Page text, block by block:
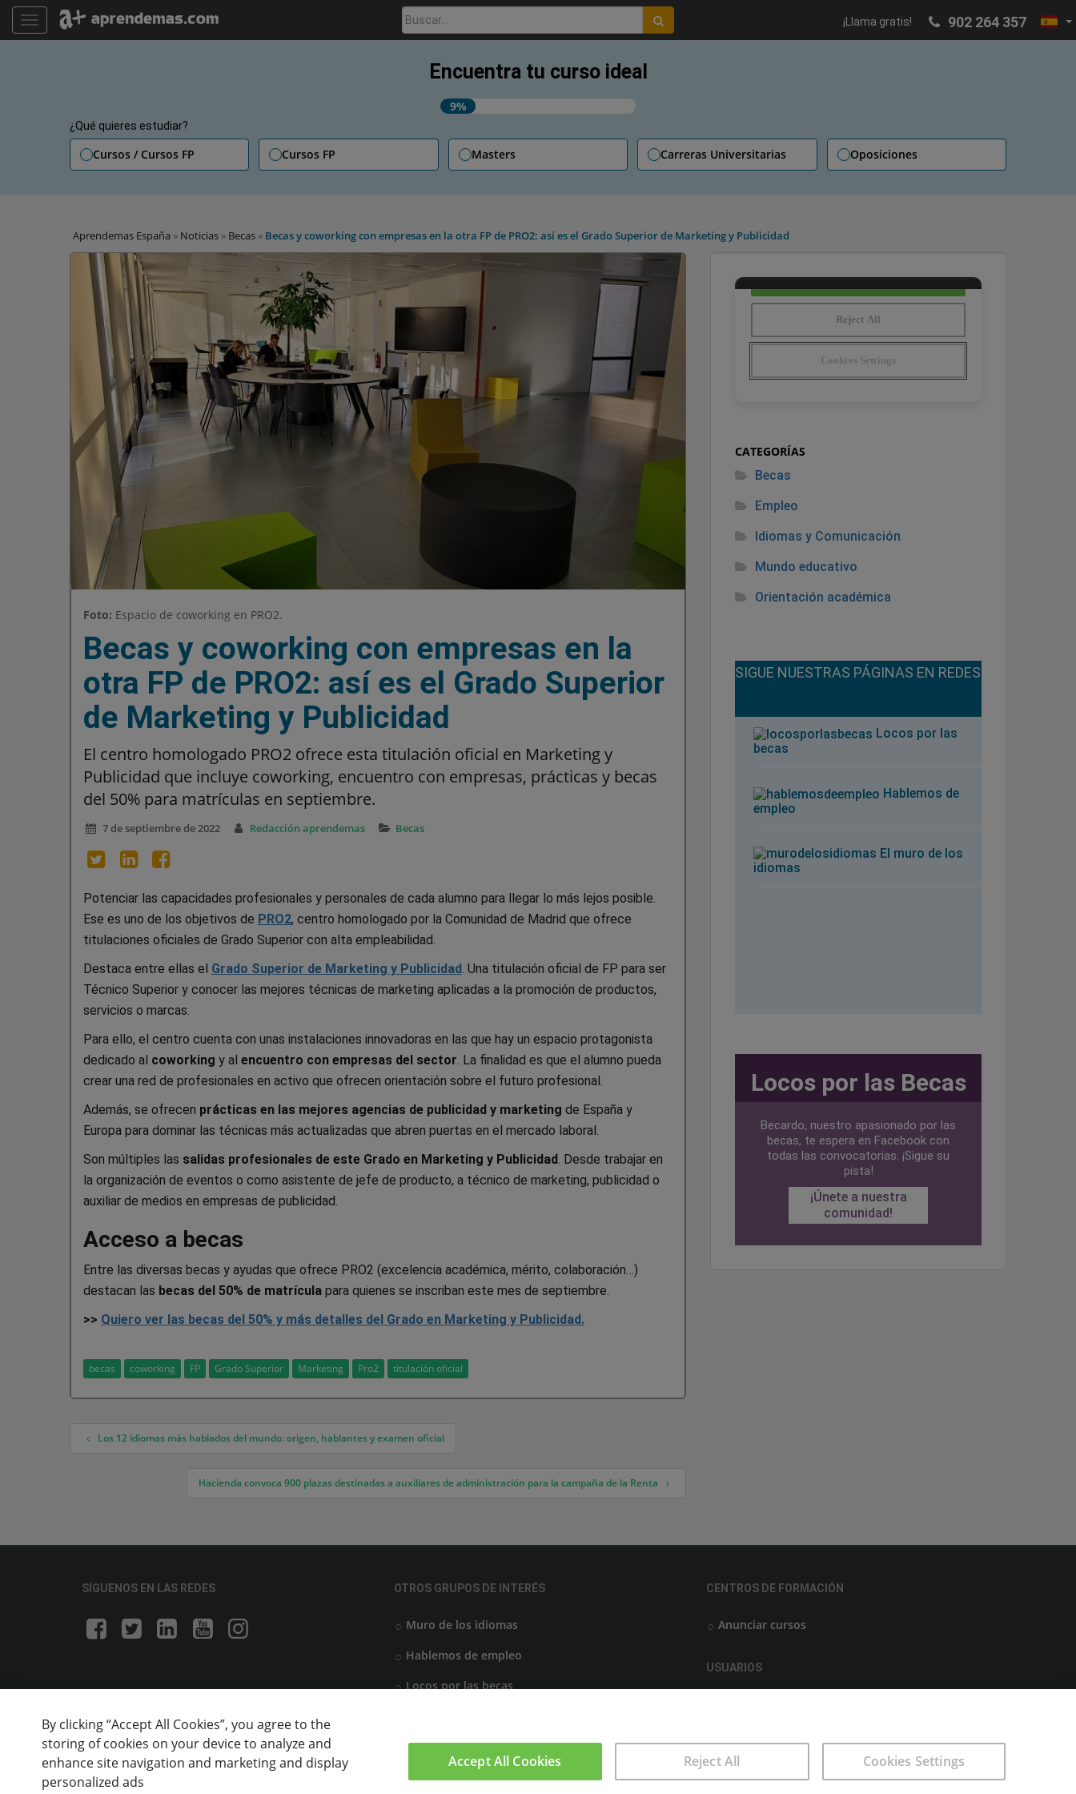
TOGGLE NAVIGATION ¡Llama gratis! 902 264 357
Buscar:
Encuentra tu curso ideal
9%
¿Qué quieres estudiar?
Cursos / Cursos FP Cursos FP Masters Carreras Universitarias Oposiciones
Aprendemas España » Noticias » Becas » Becas y coworking con empresas en la otra FP de PRO2: así es el Grado Superior de Marketing y Publicidad
Foto: Espacio de coworking en PRO2.
Becas y coworking con empresas en la
otra FP de PRO2: así es el Grado Superior
de Marketing y Publicidad
El centro homologado PRO2 ofrece esta titulación oficial en Marketing y
Publicidad que incluye coworking, encuentro con empresas, prácticas y becas
del 50% para matrículas en septiembre.
7 de septiembre de 2022 Redacción aprendemas Becas
Potenciar las capacidades profesionales y personales de cada alumno para llegar lo más lejos posible.
Ese es uno de los objetivos de PRO2, centro homologado por la Comunidad de Madrid que ofrece
titulaciones oficiales de Grado Superior con alta empleabilidad.
Destaca entre ellas el Grado Superior de Marketing y Publicidad. Una titulación oficial de FP para ser
Técnico Superior y conocer las mejores técnicas de marketing aplicadas a la promoción de productos,
servicios o marcas.
Para ello, el centro cuenta con unas instalaciones innovadoras en las que hay un espacio protagonista
dedicado al coworking y al encuentro con empresas del sector. La finalidad es que el alumno pueda
crear una red de profesionales en activo que ofrecen orientación sobre el futuro profesional.
Además, se ofrecen prácticas en las mejores agencias de publicidad y marketing de España y
Europa para dominar las técnicas más actualizadas que abren puertas en el mercado laboral.
Son múltiples las salidas profesionales de este Grado en Marketing y Publicidad. Desde trabajar en
la organización de eventos o como asistente de jefe de producto, a técnico de marketing, publicidad o
auxiliar de medios en empresas de publicidad.
Acceso a becas
Entre las diversas becas y ayudas que ofrece PRO2 (excelencia académica, mérito, colaboración…)
destacan las becas del 50% de matrícula para quienes se inscriban este mes de septiembre.
>> Quiero ver las becas del 50% y más detalles del Grado en Marketing y Publicidad.
becas coworking FP Grado Superior Marketing Pro2 titulación oficial
CATEGORÍAS
Becas
Empleo
Idiomas y Comunicación
Mundo educativo
Orientación académica
¡SIGUE NUESTRAS PÁGINAS EN REDES!
Locos por las
becas
Hablemos de
empleo
El muro de los
idiomas
Locos por las Becas
Becardo, nuestro apasionado por las
becas, te espera en Facebook con
todas las convocatorias. ¡Sigue su
pista!
¡Únete a nuestra
comunidad!
By clicking “Accept All Cookies”, you agree to the
storing of cookies on your device to analyze and
enhance site navigation and marketing and display
personalized ads
Cookies Settings
Reject All
Accept All Cookies